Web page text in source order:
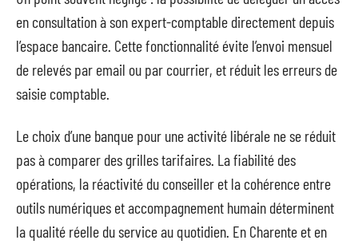
en consultation à son expert-comptable directement depuis
l’espace bancaire. Cette fonctionnalité évite l’envoi mensuel
de relevés par email ou par courrier, et réduit les erreurs de
saisie comptable.
Le choix d’une banque pour une activité libérale ne se réduit
pas à comparer des grilles tarifaires. La fiabilité des
opérations, la réactivité du conseiller et la cohérence entre
outils numériques et accompagnement humain déterminent
la qualité réelle du service au quotidien. En Charente et en